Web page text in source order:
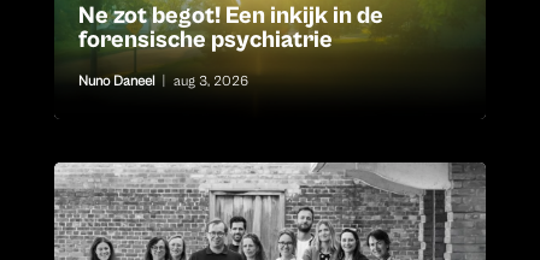
Ne zot begot! Een inkijk in de
forensische psychiatrie
Nuno Daneel aug 3, 2026